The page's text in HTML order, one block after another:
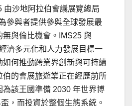
由沙地阿拉伯會議展覽總局
參與者提供參與全球發展最
與倫比機會。IMS25 與
濟多元化和人力發展目標一
如何推動跨業界創新與可持續
伯的會展旅遊業正在經歷前所
為該王國準備 2030 年世界博
，而投資於整個生態系統。